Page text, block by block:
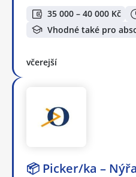
35 000 – 40 000 Kč
Vhodné také pro
včerejší
📦 Picker/ka –